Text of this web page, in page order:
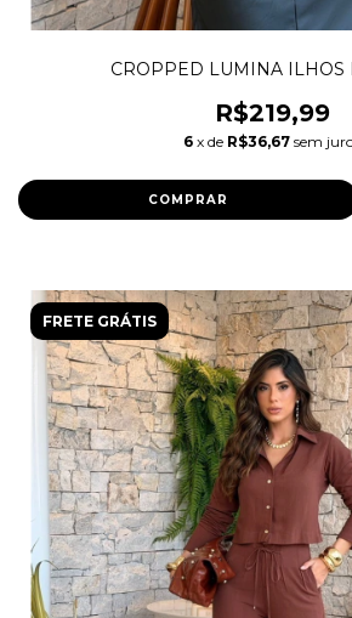
CROPPED LUMINA ILHOS
R$219,99
6 x de R$36,67 sem
COMPRAR
FRETE GRÁTIS